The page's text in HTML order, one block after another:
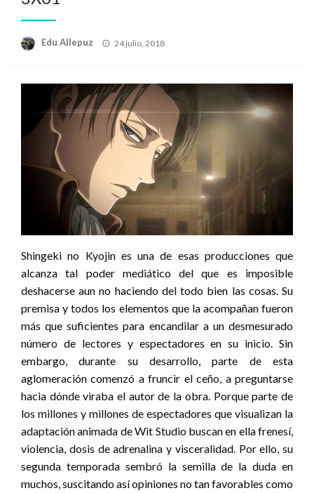
Edu Allepuz
Publicado
24 julio, 2018
Shingeki no Kyojin es una de esas producciones que
alcanza tal poder mediático del que es imposible
deshacerse aun no haciendo del todo bien las cosas. Su
premisa y todos los elementos que la acompañan fueron
más que suficientes para encandilar a un desmesurado
número de lectores y espectadores en su inicio. Sin
embargo, durante su desarrollo, parte de esta
aglomeración comenzó a fruncir el ceño, a preguntarse
hacia dónde viraba el autor de la obra. Porque parte de
los millones y millones de espectadores que visualizan la
adaptación animada de Wit Studio buscan en ella frenesí,
violencia, dosis de adrenalina y visceralidad. Por ello, su
segunda temporada sembró la semilla de la duda en
muchos, suscitando así opiniones no tan favorables como